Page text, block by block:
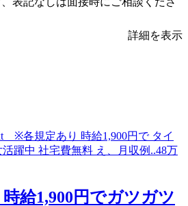
詳細を表示
給1,900円でガツガツ